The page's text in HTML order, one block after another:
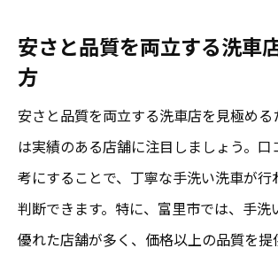
安さと品質を両立する洗車
方
安さと品質を両立する洗車店を見極め
は実績のある店舗に注目しましょう。
考にすることで、丁寧な手洗い洗車が行
判断できます。特に、富里市では、手洗
優れた店舗が多く、価格以上の品質を提